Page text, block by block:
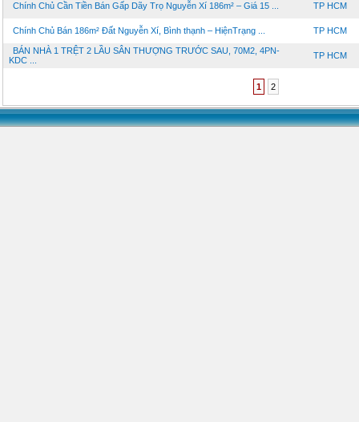
Chính Chủ Cần Tiền Bán Gấp Dãy Trọ Nguyễn Xí 186m² – Giá 15 ... TP HCM
Chính Chủ Bán 186m² Đất Nguyễn Xí, Bình thạnh – HiệnTrạng ... TP HCM
BÁN NHÀ 1 TRỆT 2 LẦU SÂN THƯỢNG TRƯỚC SAU, 70M2, 4PN-
KDC ...
TP HCM
1 2